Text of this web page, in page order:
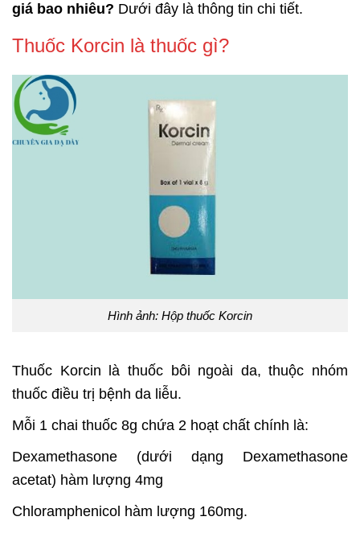
giá bao nhiêu? Dưới đây là thông tin chi tiết.
Thuốc Korcin là thuốc gì?
Hình ảnh: Hộp thuốc Korcin
Thuốc Korcin là thuốc bôi ngoài da, thuộc nhóm
thuốc điều trị bệnh da liễu.
Mỗi 1 chai thuốc 8g chứa 2 hoạt chất chính là:
Dexamethasone (dưới dạng Dexamethasone
acetat) hàm lượng 4mg
Chloramphenicol hàm lượng 160mg.